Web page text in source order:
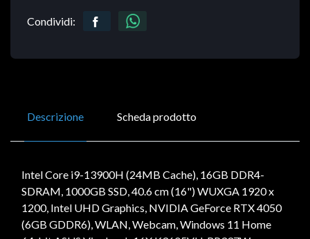
Condividi:
Descrizione Scheda prodotto
Intel Core i9-13900H (24MB Cache), 16GB DDR4-
SDRAM, 1000GB SSD, 40.6 cm (16") WUXGA 1920 x
1200, Intel UHD Graphics, NVIDIA GeForce RTX 4050
(6GB GDDR6), WLAN, Webcam, Windows 11 Home